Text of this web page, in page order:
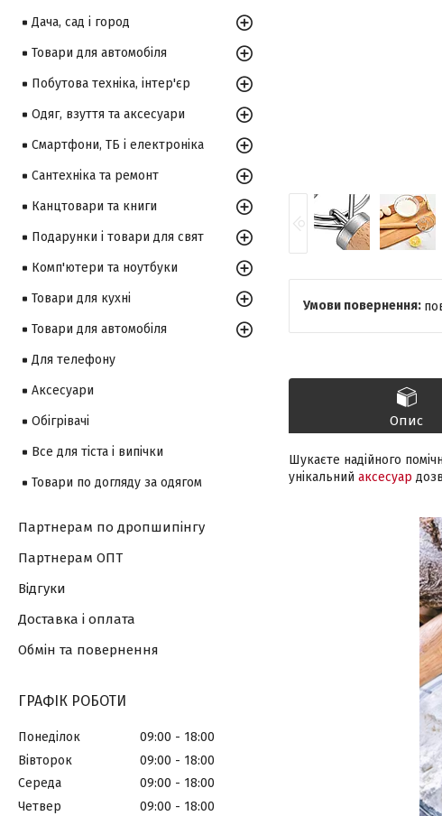
Опис
Шукаєте надійного
унікальний аксесуар
Дача, сад і город
Товари для автомобіля
Побутова техніка, інтер'єр
Одяг, взуття та аксесуари
Смартфони, ТБ і електроніка
Сантехніка та ремонт
Канцтовари та книги
Подарунки і товари для свят
Комп'ютери та ноутбуки
Товари для кухні
Товари для автомобіля
Для телефону
Аксесуари
Обігрівачі
Все для тіста і випічки
Товари по догляду за одягом
Партнерам по дропшипінгу
Партнерам ОПТ
Відгуки
Доставка і оплата
Обмін та повернення
ГРАФІК РОБОТИ
Понеділок 09:00
18:00
Вівторок
09:00
18:00
Середа
09:00
18:00
Четвер
09:00
18:00